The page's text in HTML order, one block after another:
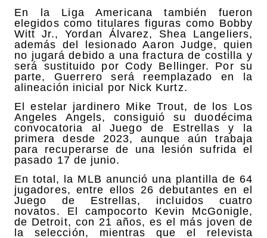
En la Liga Americana también fueron
elegidos como titulares figuras como Bobby
Witt Jr., Yordan Álvarez, Shea Langeliers,
además del lesionado Aaron Judge, quien
no jugará debido a una fractura de costilla y
será sustituido por Cody Bellinger. Por su
parte, Guerrero será reemplazado en la
alineación inicial por Nick Kurtz.
El estelar jardinero Mike Trout, de los Los
Angeles Angels, consiguió su duodécima
convocatoria al Juego de Estrellas y la
primera desde 2023, aunque aún trabaja
para recuperarse de una lesión sufrida el
pasado 17 de junio.
En total, la MLB anunció una plantilla de 64
jugadores, entre ellos 26 debutantes en el
Juego de Estrellas, incluidos cuatro
novatos. El campocorto Kevin McGonigle,
de Detroit, con 21 años, es el más joven de
la selección, mientras que el relevista